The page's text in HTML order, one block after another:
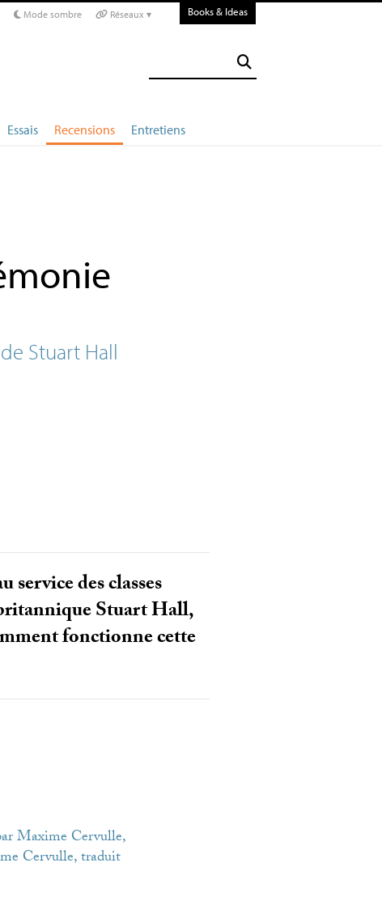
Mode sombre Réseaux ▾ Books & Ideas
Essais Recensions Entretiens
Stuart Hall
service des classes
Stuart Hall,
fonctionne cette
Maxime Cervulle,
Cervulle, traduit